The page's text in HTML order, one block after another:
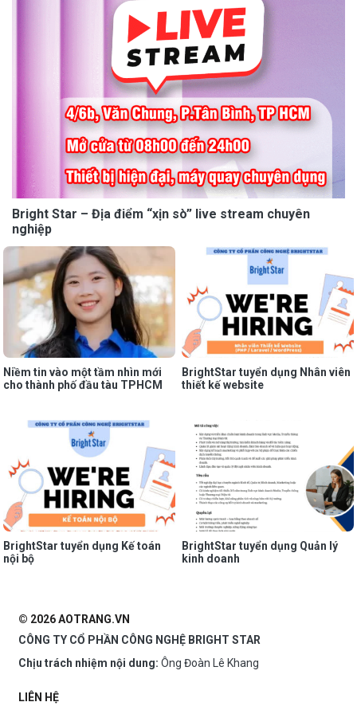
Bright Star – Địa điểm “xịn sò” live stream chuyên
nghiệp
Niềm tin vào một tầm nhìn mới
cho thành phố đầu tàu TPHCM
BrightStar tuyển dụng Nhân viên
thiết kế website
BrightStar tuyển dụng Kế toán
nội bộ
BrightStar tuyển dụng Quản lý
kinh doanh
© 2026 AOTRANG.VN
CÔNG TY CỔ PHẦN CÔNG NGHỆ BRIGHT STAR
Chịu trách nhiệm nội dung: Ông Đoàn Lê Khang
LIÊN HỆ